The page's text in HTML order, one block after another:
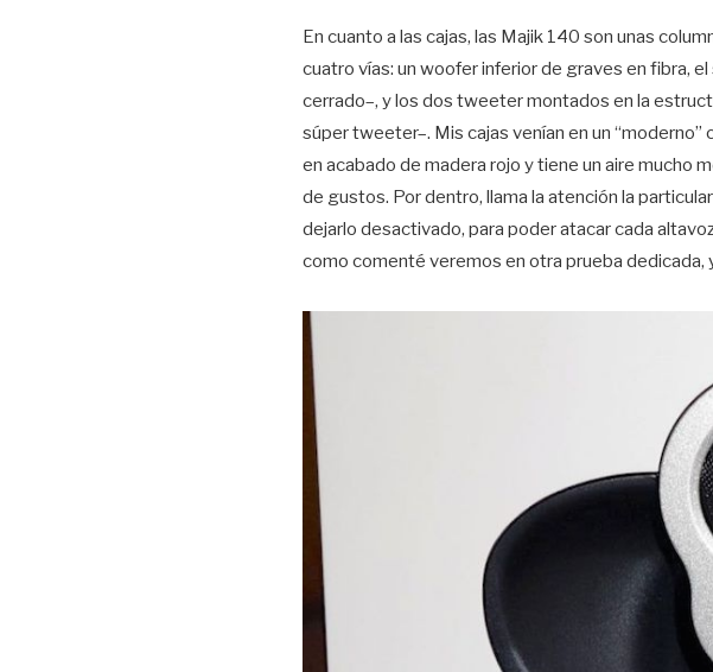
En cuanto a las cajas, las Majik 140 son unas
cuatro vías: un woofer inferior de graves en fibra,
cerrado–, y los dos tweeter montados en la
súper tweeter–. Mis cajas venían en un
en acabado de madera rojo y tiene un aire mucho
de gustos. Por dentro, llama la atención la
dejarlo desactivado, para poder atacar cada
como comenté veremos en otra prueba dedicada,